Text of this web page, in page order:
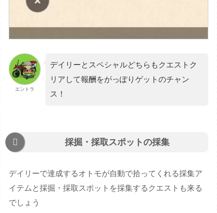
エントラ
デイリーとスペシャルどちらもクエストク
リアして報酬をがっぽりゲットのチャン
ス！
採掘・採取スポットの採集
デイリーで達成するオトモが自動で拾ってくれる採集ア
イテムと採掘・採取スポットを採集するクエストも来る
でしょう